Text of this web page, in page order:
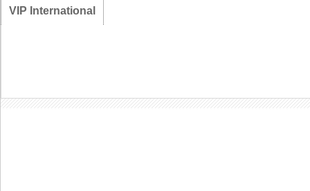
VIP International